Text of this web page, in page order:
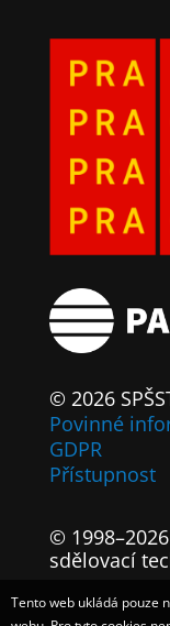
© 2026
Povinné
GDPR
Přístupnost
©
sdělovací
Tento web ukládá pouze